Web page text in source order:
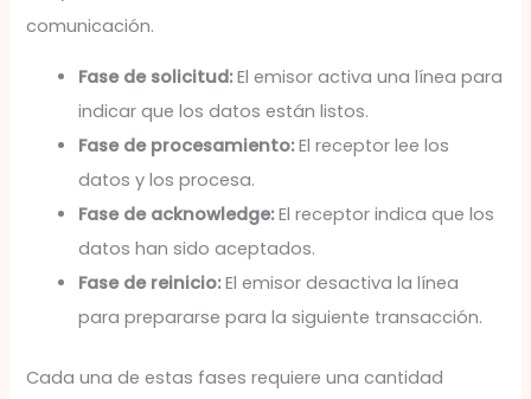
comunicación.
Fase de solicitud:El emisor activa una línea para
indicar que los datos están listos.
Fase de procesamiento:El receptor lee los
datos y los procesa.
Fase de acknowledge:El receptor indica que los
datos han sido aceptados.
Fase de reinicio:El emisor desactiva la línea
para prepararse para la siguiente transacción.
Cada una de estas fases requiere una cantidad